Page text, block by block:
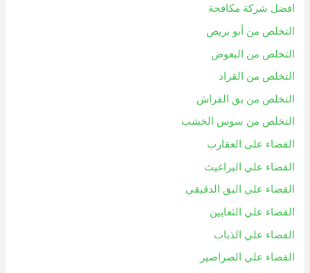
افضل شركة مكافحة
التخلص من أبو بريص
التخلص من البعوض
التخلص من القراد
التخلص من بق الفراش
التخلص من سوس الخشب
القضاء على العقارب
القضاء علي البراغيث
القضاء علي البق الدقيقي
القضاء علي الثعابين
القضاء علي الذباب
القضاء علي الصراصير